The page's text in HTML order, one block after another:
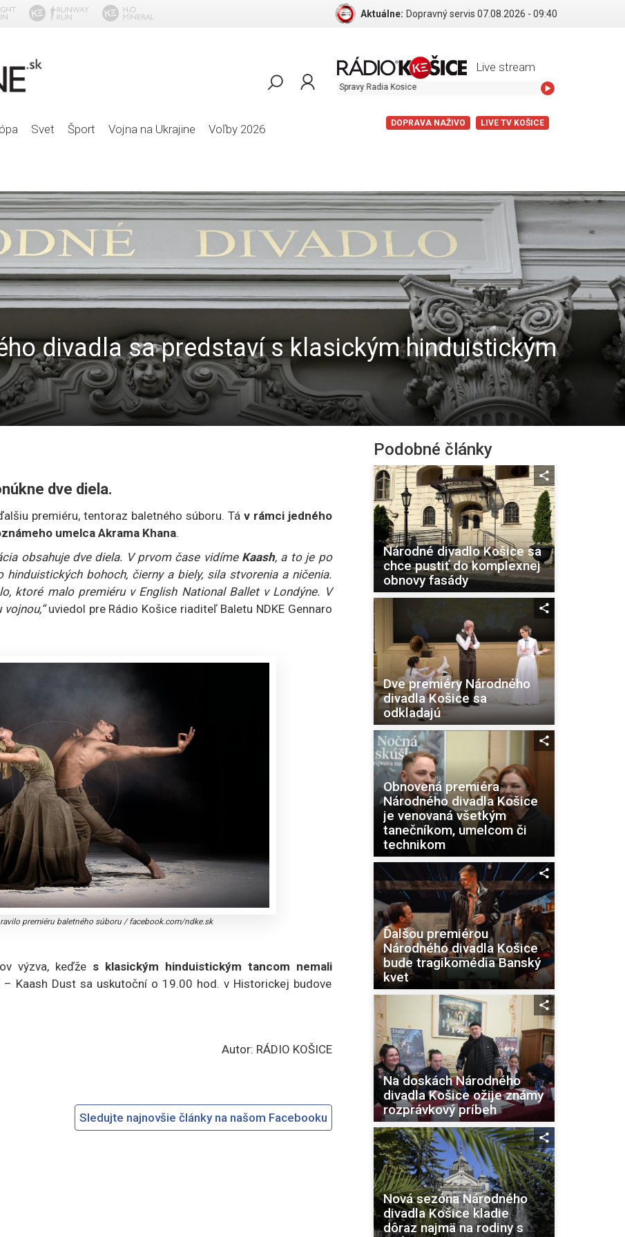
Aktuálne: Dopravný servis 07.08.2026 - 09:40
Svet Šport Vojna na Ukrajine
Voľby 2026
Live stream
Spravy Radia Kosice
DOPRAVA NAŽIVO LIVE TV KOŠICE
divadla sa predstaví s klasickým hinduistickým
dve diela.
premiéru, tentoraz baletného súboru. Tá v rámci jedného
umelca Akrama Khana.
obsahuje dve diela. V prvom čase vidíme Kaash, a to je po
hinduistických bohoch, čierny a biely, sila stvorenia a ničenia.
ktoré malo premiéru v English National Ballet v Londýne. V
uviedol pre Rádio Košice riaditeľ Baletu NDKE Gennaro
premiéru baletného súboru/facebook.com/ndke.sk
výzva, keďže s klasickým hinduistickým tancom nemali
– Kaash Dust sa uskutoční o 19.00 hod. v Historickej budove
Autor: RÁDIO KOŠICE
Sledujte najnovšie články na našom Facebooku
Podobné články
Národné divadlo Košice sa
chce pustiť do komplexnej
obnovy fasády
Dve premiéry Národného
divadla Košice sa
odkladajú
Obnovená premiéra
Národného divadla Košice
je venovaná všetkým
tanečníkom, umelcom či
technikom
Ďalšou premiérou
Národného divadla Košice
bude tragikomédia Banský
kvet
Na doskách Národného
divadla Košice ožije známy
rozprávkový príbeh
Nová sezóna Národného
divadla Košice kladie
dôraz najmä na rodiny s